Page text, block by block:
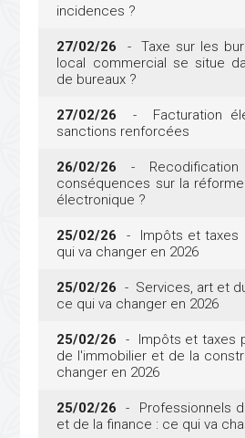
incidences ?
27/02/26 - Taxe sur les
local commercial se situe
de bureaux ?
27/02/26 - Facturation
sanctions renforcées
26/02/26 - Recodification
conséquences sur la
électronique ?
25/02/26 - Impôts et taxes
qui va changer en 2026
25/02/26 - Services, art et
ce qui va changer en 2026
25/02/26 - Impôts et taxes
de l'immobilier et de la
changer en 2026
25/02/26 - Professionnels
et de la finance : ce qui va